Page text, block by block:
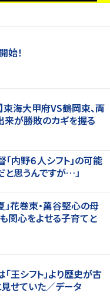
始！
東海大甲府VS鶴岡東、両
が勝敗のカギを握る
「内野６人シフト」の可能
思うんですが…」
」花巻東・萬谷堅心の母
心をよせる子育てと
「王シフト」より歴史が古
せていた／データ